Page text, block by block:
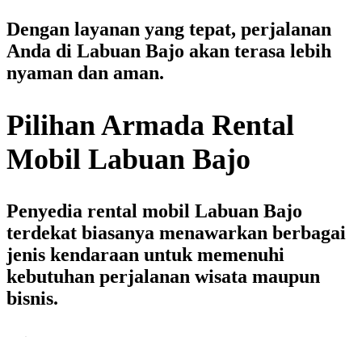
Dengan layanan yang tepat, perjalanan
Anda di Labuan Bajo akan terasa lebih
nyaman dan aman.
Pilihan Armada Rental
Mobil Labuan Bajo
Penyedia rental mobil Labuan Bajo
terdekat biasanya menawarkan berbagai
jenis kendaraan untuk memenuhi
kebutuhan perjalanan wisata maupun
bisnis.